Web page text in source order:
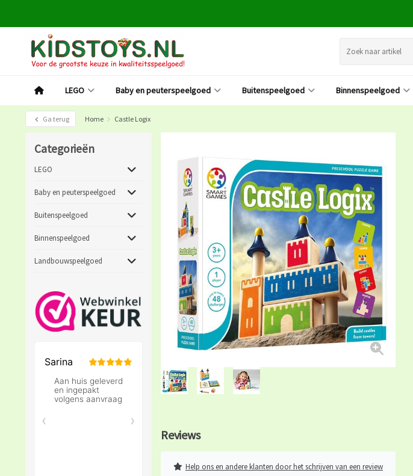
LEGO Baby en peuterspeelgoed Buitenspeelgoed Binnenspeelgoed
Ga terug Home Castle Logix
Categorieën
LEGO
Baby en peuterspeelgoed
Buitenspeelgoed
Binnenspeelgoed
Landbouwspeelgoed
Reviews
Help ons en andere klanten door het schrijven van een review